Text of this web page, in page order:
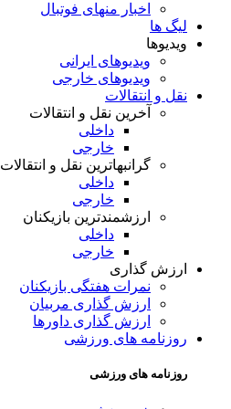
اخبار منهای فوتبال
لیگ ها
ویدیوها
ویدیوهای ایرانی
ویدیوهای خارجی
نقل و انتقالات
آخرین نقل و انتقالات
داخلی
خارجی
گرانبهاترین نقل و انتقالات
داخلی
خارجی
ارزشمندترین بازیکنان
داخلی
خارجی
ارزش گذاری
نمرات هفتگی بازیکنان
ارزش گذاری مربیان
ارزش گذاری داورها
روزنامه های ورزشی
روزنامه های ورزشی